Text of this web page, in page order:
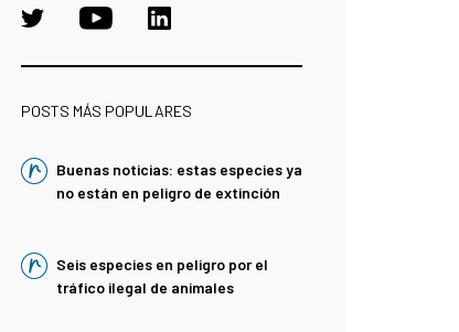
POSTS MÁS POPULARES
Buenas noticias: estas especies ya
no están en peligro de extinción
Seis especies en peligro por el
tráfico ilegal de animales